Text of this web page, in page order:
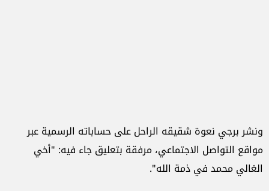
ونشر برجي نعوة شقيقه الراحل على حساباته الرسمية عبر
مواقع التواصل الاجتماعي، مرفقة بتعليق جاء فيه: "أخي
الغالي محمد في ذمة الله".